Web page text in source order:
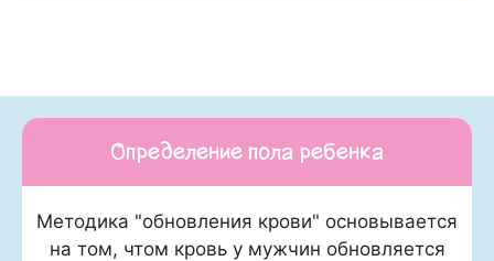
Определение пола ребенка
Методика "обновления крови" основывается
на том, чтом кровь у мужчин обновляется